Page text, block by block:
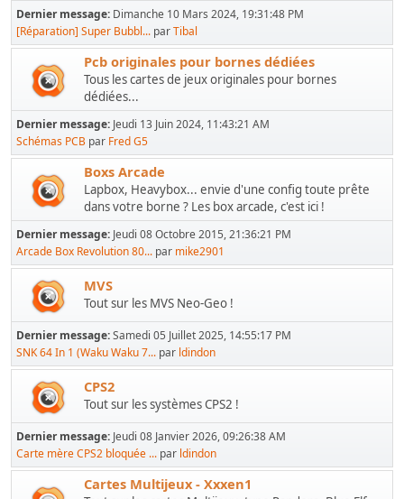
Dernier message: Dimanche 10 Mars 2024, 19:31:48 PM
[Réparation] Super Bubbl... parTibal
Pcb originales pour bornes dédiées
Tous les cartes de jeux originales pour bornes
dédiées...
Dernier message: Jeudi 13 Juin 2024, 11:43:21 AM
Schémas PCB par Fred G5
Boxs Arcade
Lapbox, Heavybox... envie d'une config toute prête
dans votre borne ? Les box arcade, c'est ici !
Dernier message: Jeudi 08 Octobre 2015, 21:36:21 PM
Arcade Box Revolution 80... par mike2901
MVS
Tout sur les MVS Neo-Geo !
Dernier message:Samedi 05 Juillet 2025, 14:55:17 PM
SNK 64 In 1 (Waku Waku 7... par ldindon
CPS2
Tout sur les systèmes CPS2 !
Dernier message: Jeudi 08 Janvier 2026, 09:26:38 AM
Carte mère CPS2 bloquée ... par ldindon
Cartes Multijeux - Xxxen1